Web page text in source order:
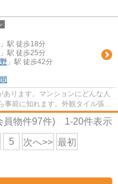
」駅 徒歩18分
」駅 徒歩25分
」駅 徒歩42分
ります。マンションにどんな人
事前に知れます。外観タイル張り
す...
員物件97件) 1-20件表示
5 次へ>> 最初